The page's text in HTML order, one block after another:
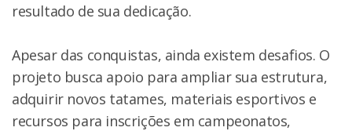
resultado de sua dedicação.
Apesar das conquistas, ainda existem desafios. O
projeto busca apoio para ampliar sua estrutura,
adquirir novos tatames, materiais esportivos e
recursos para inscrições em campeonatos,